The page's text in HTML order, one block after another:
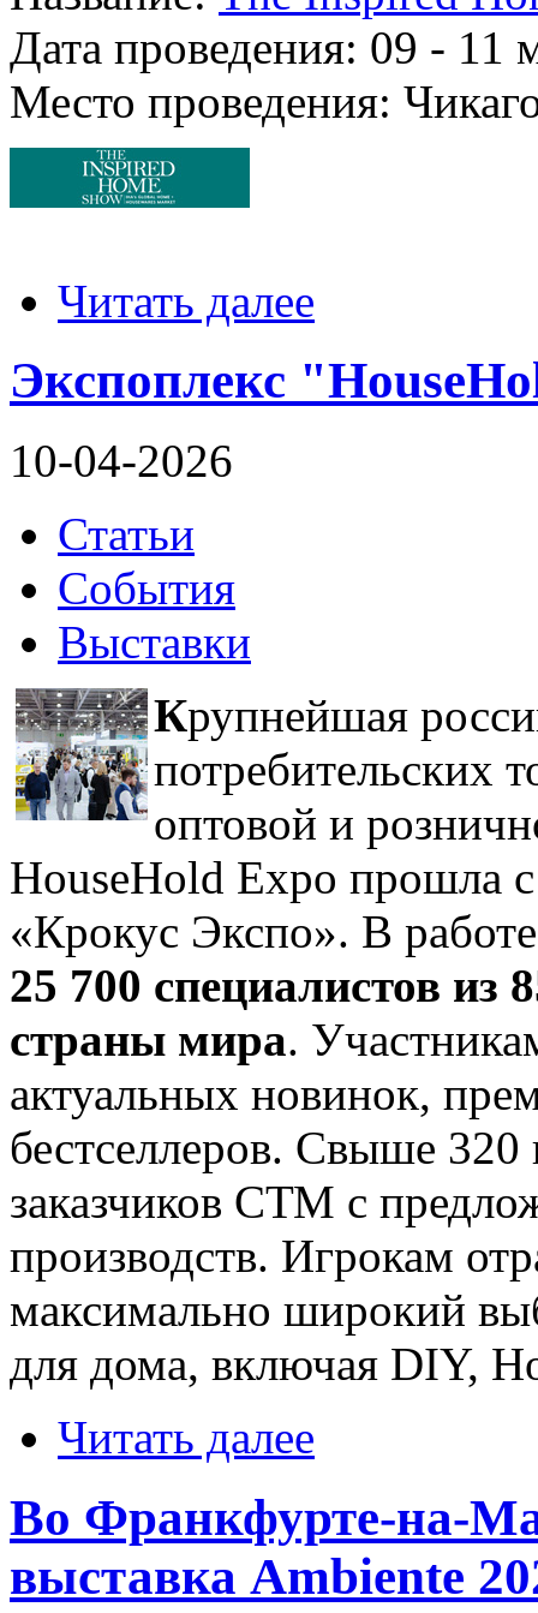
Дата проведения: 09 - 11
Место проведения:
Читать далее
Экспоплекс
10-04-2026
Статьи
События
Выставки
Крупнейшая
потребительских
оптовой и
HouseHold Expo прошла
«Крокус Экспо». В
25 700 специалистов из
страны мира.
актуальных новинок,
бестселлеров. Свыше
заказчиков СТМ с
производств. Игрокам
максимально широкий
для дома, включая DIY,
Читать далее
Во Франкфурте-на-
выставка Ambiente